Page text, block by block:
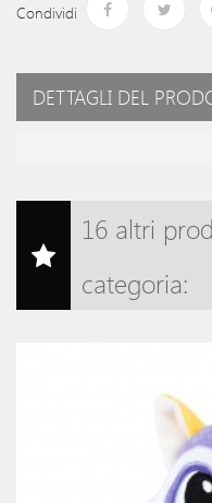
Condividi
DETTAGLI DEL
16 altri
categoria: